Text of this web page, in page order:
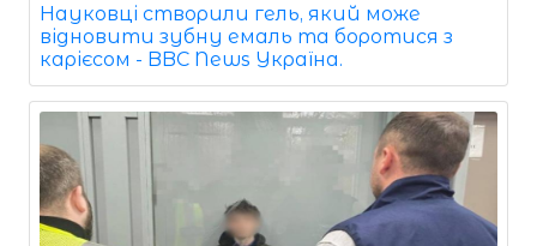
Науковці створили гель, який може
відновити зубну емаль та боротися з
карієсом - BBC News Україна.